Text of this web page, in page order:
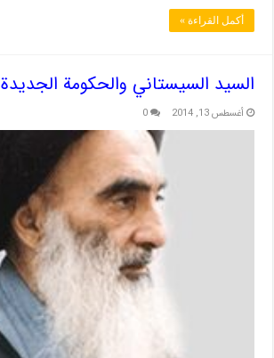
أكمل القراءة »
السيد السيستاني والحكومة الجديدة
أغسطس 13, 2014 0